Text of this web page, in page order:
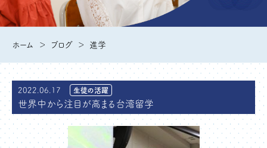
ホーム ブログ 進学
2022.06.17 生徒の活躍
世界中から注目が高まる台湾留学